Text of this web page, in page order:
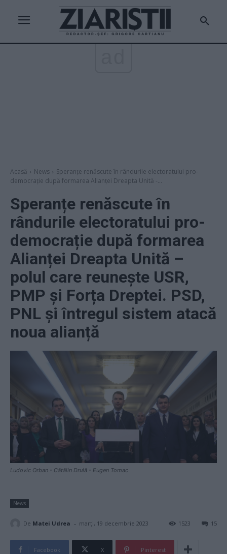
Acasă News
Speranțe renăscute în rândurile electoratului pro-
democrație după formarea Alianței Dreapta Unită -...
Speranțe renăscute în
rândurile electoratului pro-
democrație după formarea
Alianței Dreapta Unită –
polul care reunește USR,
PMP și Forța Dreptei. PSD,
PNL și întregul sistem atacă
noua alianță
Ludovic Orban - Cătălin Drulă - Eugen Tomac
News
De Matei Udrea - marți, 19 decembrie 2023 15
1523
Facebook X Pinterest